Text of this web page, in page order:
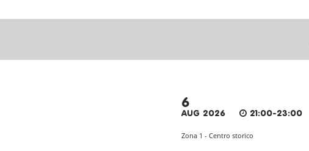
6
AUG 2026 21:00-23:00
Zona 1 - Centro storico